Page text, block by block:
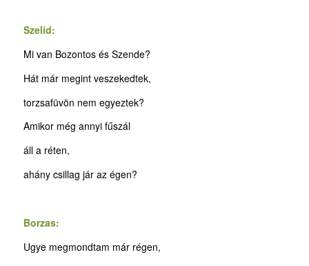
Szelíd:
Mi van Bozontos és Szende?
Hát már megint veszekedtek,
torzsafüvön nem egyeztek?
Amikor még annyi fűszál
áll a réten,
ahány csillag jár az égen?
Borzas:
Ugye megmondtam már régen,